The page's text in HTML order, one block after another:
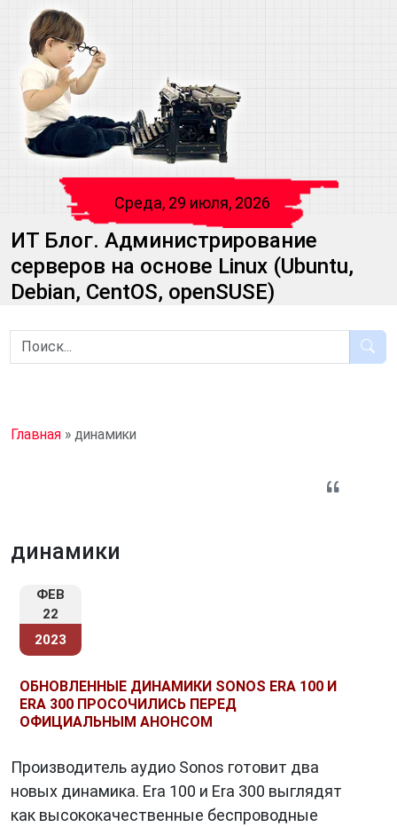
Среда, 29 июля, 2026
ИТ Блог. Администрирование
серверов на основе Linux (Ubuntu,
Debian, CentOS, openSUSE)
Главная » динамики
динамики
ФЕВ
22
2023
ОБНОВЛЕННЫЕ ДИНАМИКИ SONOS ERA 100 И
ERA 300 ПРОСОЧИЛИСЬ ПЕРЕД
ОФИЦИАЛЬНЫМ АНОНСОМ
Производитель аудио Sonos готовит два
новых динамика. Era 100 и Era 300 выглядят
как высококачественные беспроводные